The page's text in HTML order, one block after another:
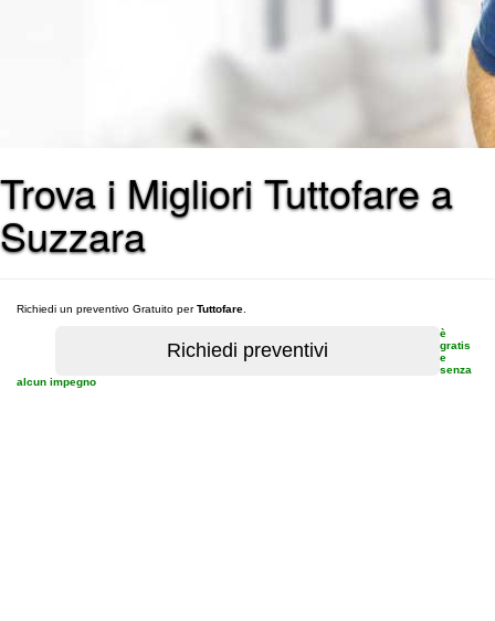
Trova i Migliori Tuttofare a
Suzzara
Richiedi un preventivo Gratuito perTuttofare
è
gratis
e
senza
alcun impegno